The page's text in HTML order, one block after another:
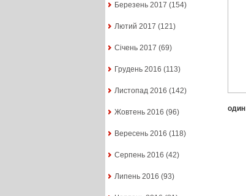
Березень 2017 (154)
Лютий 2017 (121)
Січень 2017 (69)
Грудень 2016 (113)
Листопад 2016 (142)
Жовтень 2016 (96)
Вересень 2016 (118)
Серпень 2016 (42)
Липень 2016 (93)
один